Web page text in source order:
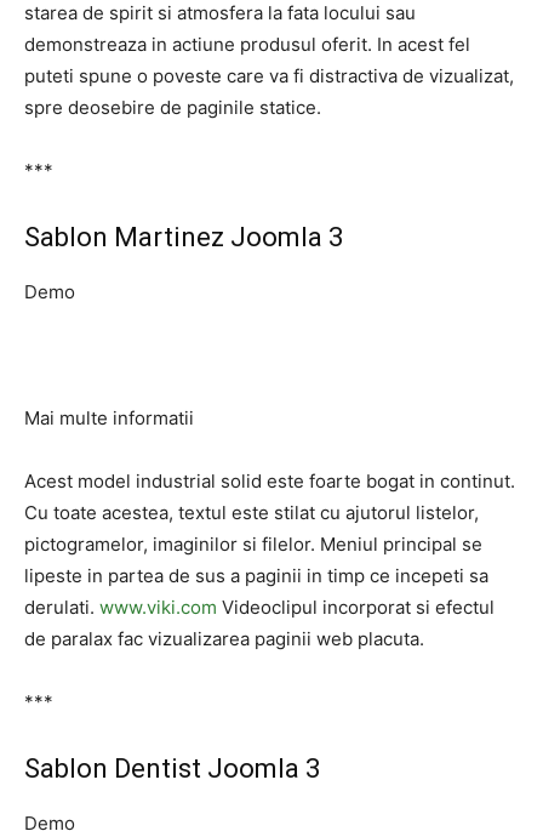
starea de spirit si atmosfera la fata locului sau
demonstreaza in actiune produsul oferit. In acest fel
puteti spune o poveste care va fi distractiva de vizualizat,
spre deosebire de paginile statice.
***
Sablon Martinez Joomla 3
Demo
Mai multe informatii
Acest model industrial solid este foarte bogat in continut.
Cu toate acestea, textul este stilat cu ajutorul listelor,
pictogramelor, imaginilor si filelor. Meniul principal se
lipeste in partea de sus a paginii in timp ce incepeti sa
derulati. www.viki.com Videoclipul incorporat si efectul
de paralax fac vizualizarea paginii web placuta.
***
Sablon Dentist Joomla 3
Demo